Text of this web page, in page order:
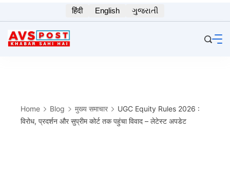
to
content
हिंदी English ગુજરાતી
Home Blog मुख्य समाचार
UGC Equity Rules 2026 :
विरोध, प्रदर्शन और सुप्रीम कोर्ट तक पहुंचा विवाद – लेटेस्ट अपडेट